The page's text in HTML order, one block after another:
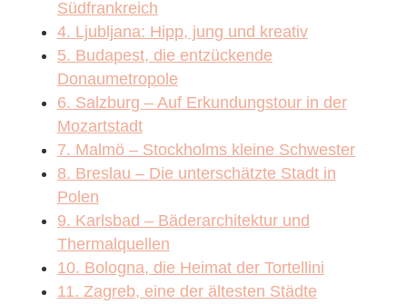
Südfrankreich
4. Ljubljana: Hipp, jung und kreativ
5. Budapest, die entzückende
Donaumetropole
6. Salzburg – Auf Erkundungstour in der
Mozartstadt
7. Malmö – Stockholms kleine Schwester
8. Breslau – Die unterschätzte Stadt in
Polen
9. Karlsbad – Bäderarchitektur und
Thermalquellen
10. Bologna, die Heimat der Tortellini
11. Zagreb, eine der ältesten Städte